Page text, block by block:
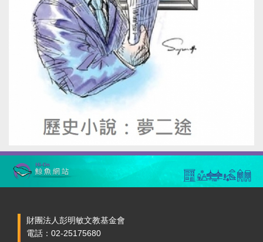
財團法人彭明敏文教基金會
電話：02-25175680